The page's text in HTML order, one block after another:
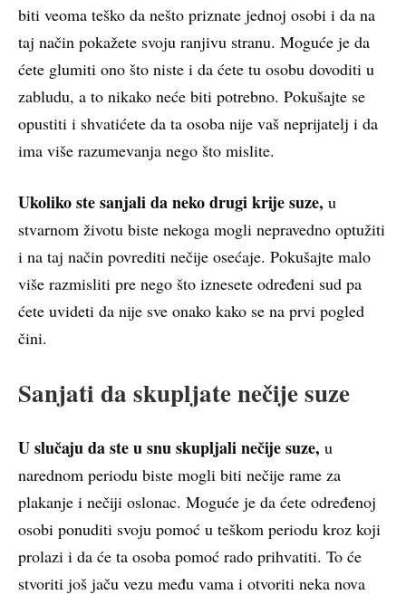
biti veoma teško da nešto priznate jednoj osobi i da na
taj način pokažete svoju ranjivu stranu. Moguće je da
ćete glumiti ono što niste i da ćete tu osobu dovoditi u
zabludu, a to nikako neće biti potrebno. Pokušajte se
opustiti i shvatićete da ta osoba nije vaš neprijatelj i da
ima više razumevanja nego što mislite.
Ukoliko ste sanjali da neko drugi krije suze, u
stvarnom životu biste nekoga mogli nepravedno optužiti
i na taj način povrediti nečije osećaje. Pokušajte malo
više razmisliti pre nego što iznesete određeni sud pa
ćete uvideti da nije sve onako kako se na prvi pogled
čini.
Sanjati da skupljate nečije suze
U slučaju da ste u snu skupljali nečije suze, u
narednom periodu biste mogli biti nečije rame za
plakanje i nečiji oslonac. Moguće je da ćete određenoj
osobi ponuditi svoju pomoć u teškom periodu kroz koji
prolazi i da će ta osoba pomoć rado prihvatiti. To će
stvoriti još jaču vezu među vama i otvoriti neka nova